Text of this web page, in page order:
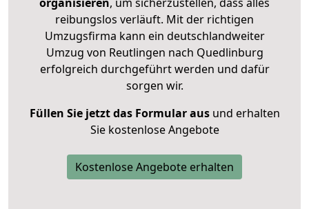
reibungslos verläuft. Mit der richtigen
Umzugsfirma kann ein deutschlandweiter
Umzug von Reutlingen nach Quedlinburg
erfolgreich durchgeführt werden und dafür
sorgen wir.
Füllen Sie jetzt das Formular ausund erhalten
Sie kostenlose Angebote
Kostenlose Angebote erhalten